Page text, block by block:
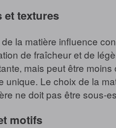
et textures
la matière influence
de fraîcheur et de
mais peut être
unique. Le choix de la
ne doit pas être sous-
motifs